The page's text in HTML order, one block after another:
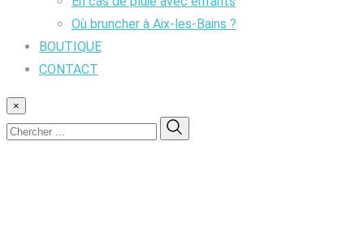
Où bruncher à Aix-les-Bains ?
BOUTIQUE
CONTACT
×